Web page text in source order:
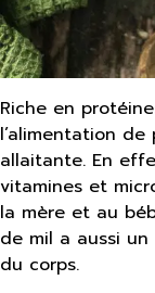
Riche en
l’alimentation
allaitante. En
vitamines et
la mère et au
de mil a aussi
du corps.